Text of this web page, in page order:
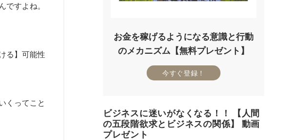
すよね。
る】可能性
くってこと
お金を稼げるようになる意識と行動
のメカニズム【無料プレゼント】
今すぐ登録！
ビジネスに迷いがなくなる！！ 【人間
の五段階欲求とビジネスの関係】 動画
プレゼント